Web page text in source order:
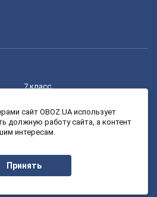
7 класс
9 класс
сайт OBOZ.UA использует
должную работу сайта, а контент
интересам.
Принять